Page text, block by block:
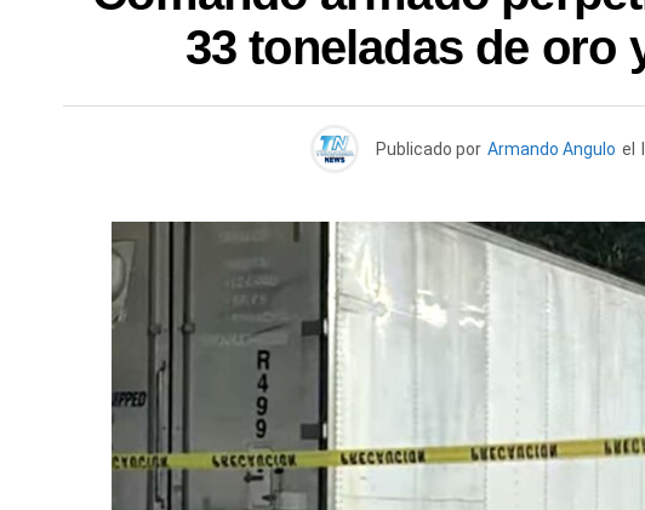
33 toneladas de oro
Publicado por Armando Angulo el